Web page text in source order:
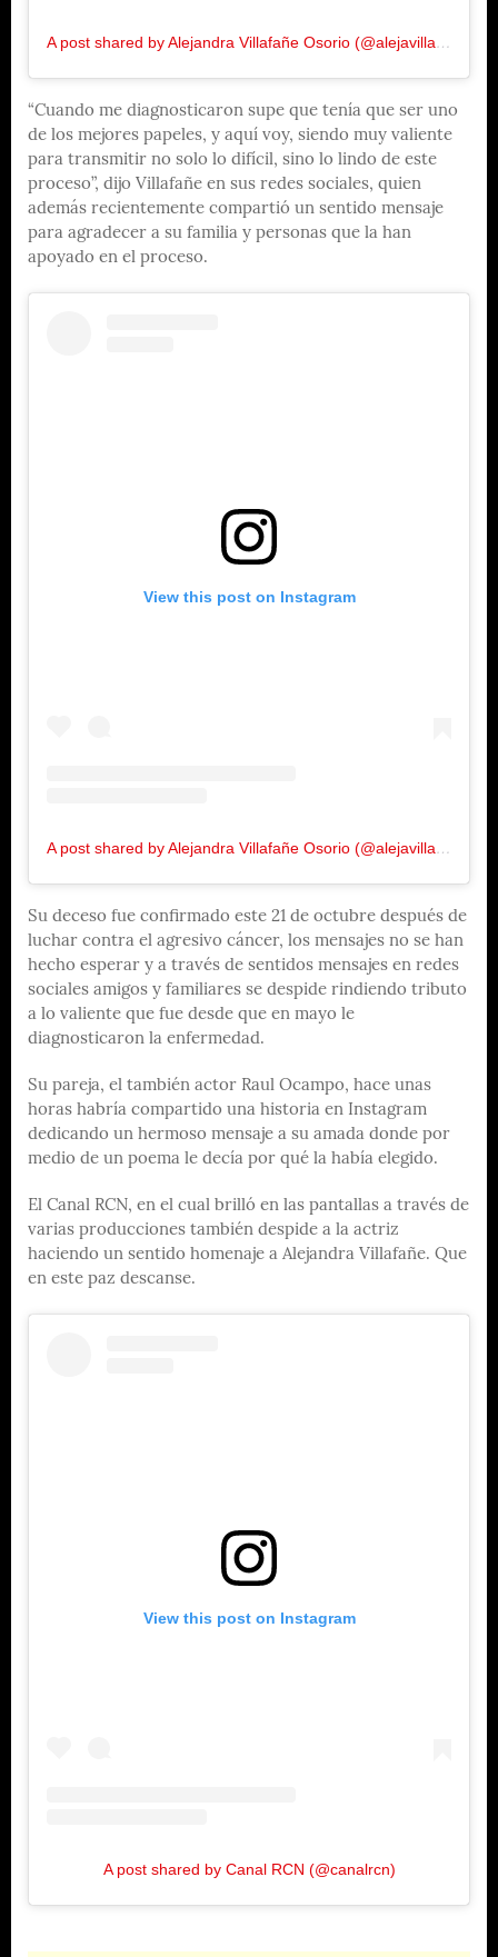
A post shared by Alejandra Villafañe Osorio (@alejavillafane)
“Cuando me diagnosticaron supe que tenía que ser uno
de los mejores papeles, y aquí voy, siendo muy valiente
para transmitir no solo lo difícil, sino lo lindo de este
proceso”, dijo Villafañe en sus redes sociales, quien
además recientemente compartió un sentido mensaje
para agradecer a su familia y personas que la han
apoyado en el proceso.
View this post on Instagram
A post shared by Alejandra Villafañe Osorio (@alejavillafane)
Su deceso fue confirmado este 21 de octubre después de
luchar contra el agresivo cáncer, los mensajes no se han
hecho esperar y a través de sentidos mensajes en redes
sociales amigos y familiares se despide rindiendo tributo
a lo valiente que fue desde que en mayo le
diagnosticaron la enfermedad.
Su pareja, el también actor Raul Ocampo, hace unas
horas habría compartido una historia en Instagram
dedicando un hermoso mensaje a su amada donde por
medio de un poema le decía por qué la había elegido.
El Canal RCN, en el cual brilló en las pantallas a través de
varias producciones también despide a la actriz
haciendo un sentido homenaje a Alejandra Villafañe. Que
en este paz descanse.
View this post on Instagram
A post shared by Canal RCN (@canalrcn)